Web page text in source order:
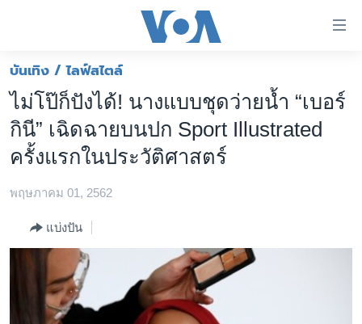
ต่อ
ข้าม
ไป
เนื้อหา
หลัก
ไป
ข้าม
หน้าหลัก
โลก
เอเชีย
ไทย
ธุรกิจ
วิทยาศาสตร์
สังคมและสุขภาพ
ไลฟ์สไตล์
บันเทิง / ไลฟ์สไตล์
ไม่โป๊ก็ปังได้! นางแบบชุดว่ายน้ำ “เบอร์
กินี” เฉิดฉายบนปก Sport Illustrated
ครั้งแรกในประวัติศาสตร์
พฤษภาคม 01, 2562
แบ่งปัน